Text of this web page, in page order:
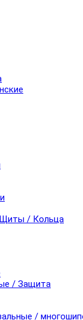
/ Кольца
/ Защита
/